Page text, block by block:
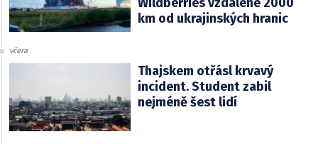
km od ukrajinských hranic
včera
Thajskem otřásl krvavý
incident. Student zabil
nejméně šest lidí